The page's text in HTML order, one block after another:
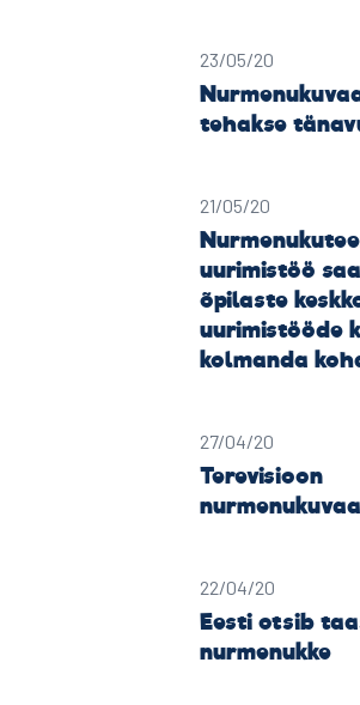
23/05/20
tehakse
21/05/20
uurimistöö
õpilaste
uurimistööde
kolmanda
27/04/20
Terevisioon
22/04/20
Eesti otsib
nurmenukke